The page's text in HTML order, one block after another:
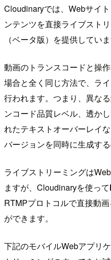
Cloudinaryでは、Webサイ
ンテンツを直接ライブスト
（ベータ版）を提供していま
動画のトランスコードと操
場合と全く同じ方法で、ラ
行われます。つまり、異な
ンコード品質レベル、透か
れたテキストオーバーレイ
バージョンを同時に生成する
ライブストリーミングは
ますが、Cloudinaryを使って
RTMPプロトコルで直接動
ができます。
下記のモバイルWebアプリ